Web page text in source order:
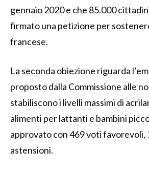
gennaio 2020 e che 85.000
firmato una petizione per
francese.
La seconda obiezione riguarda
proposto dalla Commissione alle
stabiliscono i livelli massimi di
alimenti per lattanti e bambini
approvato con 469 voti favorevoli,
astensioni.